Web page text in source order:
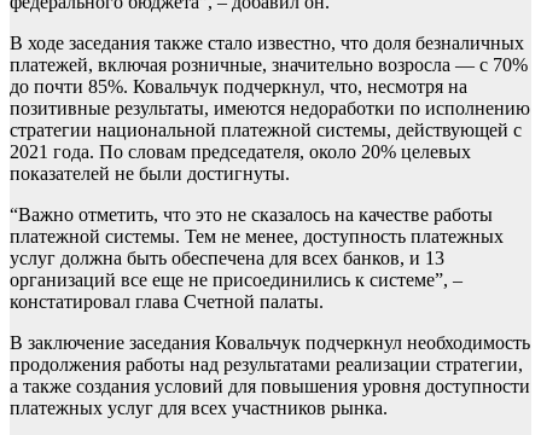
В ходе заседания также стало известно, что доля безналичных
платежей, включая розничные, значительно возросла — с 70%
до почти 85%. Ковальчук подчеркнул, что, несмотря на
позитивные результаты, имеются недоработки по исполнению
стратегии национальной платежной системы, действующей с
2021 года. По словам председателя, около 20% целевых
показателей не были достигнуты.
“Важно отметить, что это не сказалось на качестве работы
платежной системы. Тем не менее, доступность платежных
услуг должна быть обеспечена для всех банков, и 13
организаций все еще не присоединились к системе”, –
констатировал глава Счетной палаты.
В заключение заседания Ковальчук подчеркнул необходимость
продолжения работы над результатами реализации стратегии,
а также создания условий для повышения уровня доступности
платежных услуг для всех участников рынка.